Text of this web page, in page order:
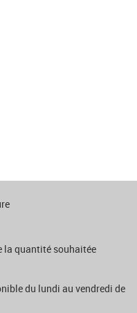
la quantité souhaitée
du lundi au vendredi de